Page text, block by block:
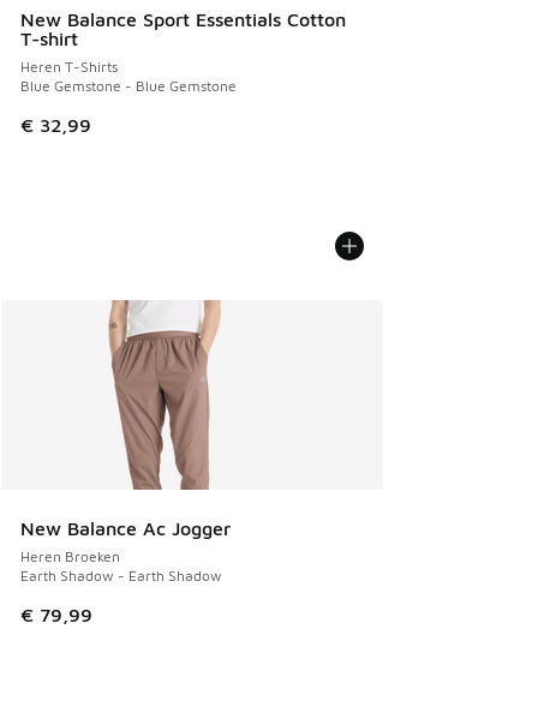
New Balance Sport Essentials Cotton
T-shirt
Heren T-Shirts
Blue Gemstone - Blue Gemstone
€ 32,99
New Balance Ac Jogger
Heren Broeken
Earth Shadow - Earth Shadow
€ 79,99